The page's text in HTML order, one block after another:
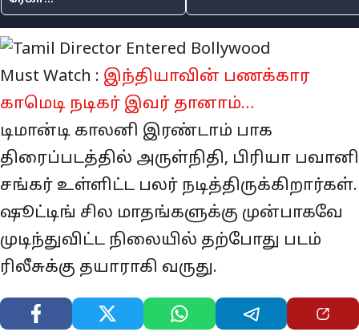
Must Watch : இந்தியாவின் பணக்கார
காமெடி நடிகர் இவர் தானாம்…
டிமான்டி காலனி இரண்டாம் பாக
திரைப்படத்தில் அருள்நிதி, பிரியா பவானி
சங்கர் உள்ளிட்ட பலர் நடித்திருக்கிறார்கள்.
ஷூட்டிங் சில மாதங்களுக்கு முன்பாகவே
முடிந்துவிட்ட நிலையில் தற்போது படம்
ரிலீசுக்கு தயாராகி வருது.